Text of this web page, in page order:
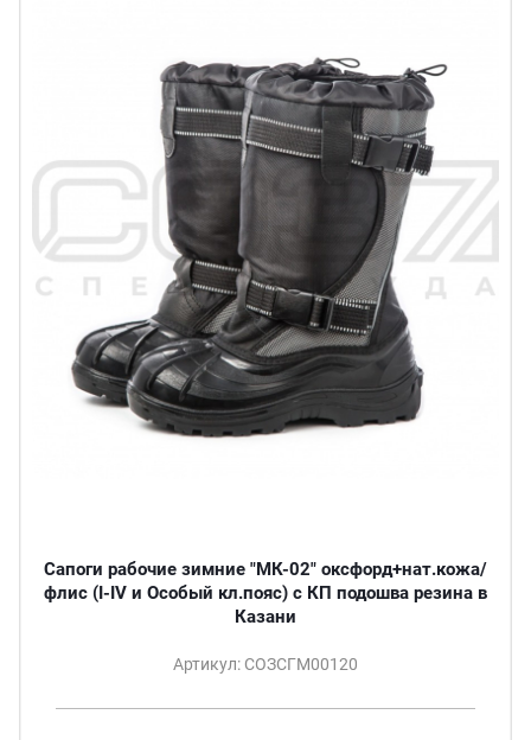
Сапоги рабочие зимние "МК-02" оксфорд+нат.кожа/
флис (I-IV и Особый кл.пояс) с КП подошва резина в
Казани
Артикул: СОЗСГМ00120